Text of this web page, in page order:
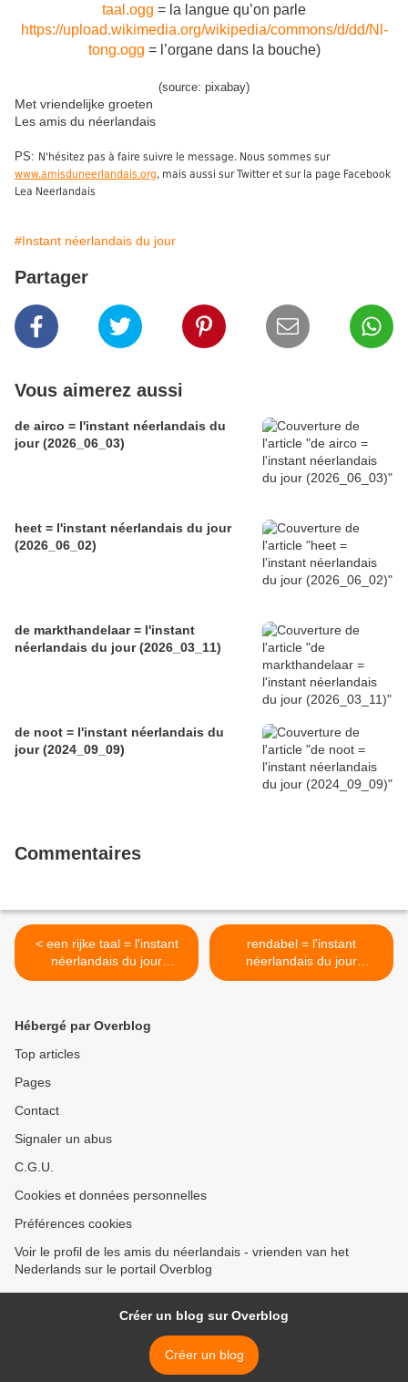
taal.ogg = la langue qu’on parle
https://upload.wikimedia.org/wikipedia/commons/d/dd/Nl-
tong.ogg = l’organe dans la bouche)
(source: pixabay)
Met vriendelijke groeten
Les amis du néerlandais
PS: N'hésitez pas à faire suivre le message. Nous sommes sur
www.amisduneerlandais.org, mais aussi sur Twitter et sur la page Facebook
Lea Neerlandais
#Instant néerlandais du jour
Partager
Vous aimerez aussi
de airco = l'instant néerlandais du
jour (2026_06_03)
heet = l'instant néerlandais du jour
(2026_06_02)
de markthandelaar = l'instant
néerlandais du jour (2026_03_11)
de noot = l'instant néerlandais du
jour (2024_09_09)
Commentaires
< een rijke taal = l'instant
néerlandais du jour
(2024_01_16)
rendabel = l'instant
néerlandais du jour
(2024_01_18) >
Hébergé par Overblog
Top articles
Pages
Contact
Signaler un abus
C.G.U.
Cookies et données personnelles
Préférences cookies
Voir le profil de les amis du néerlandais - vrienden van het
Nederlands sur le portail Overblog
Créer un blog sur Overblog
Créer un blog